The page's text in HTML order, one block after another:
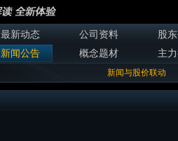
最新动态 公司资料
股
新闻公告
概念题材 主
新闻与股价联动